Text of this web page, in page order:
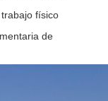
físico
de